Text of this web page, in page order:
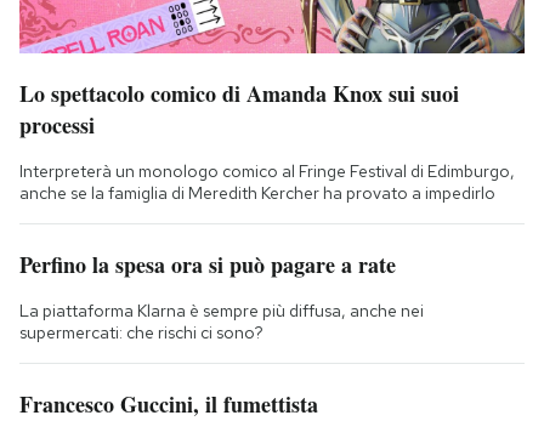
Lo spettacolo comico di Amanda Knox sui suoi
processi
Interpreterà un monologo comico al Fringe Festival di Edimburgo,
anche se la famiglia di Meredith Kercher ha provato a impedirlo
Perfino la spesa ora si può pagare a rate
La piattaforma Klarna è sempre più diffusa, anche nei
supermercati: che rischi ci sono?
Francesco Guccini, il fumettista